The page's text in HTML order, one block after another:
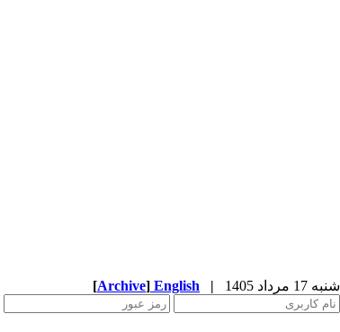
شنبه 17 مرداد 1405 |
English
[Archive]